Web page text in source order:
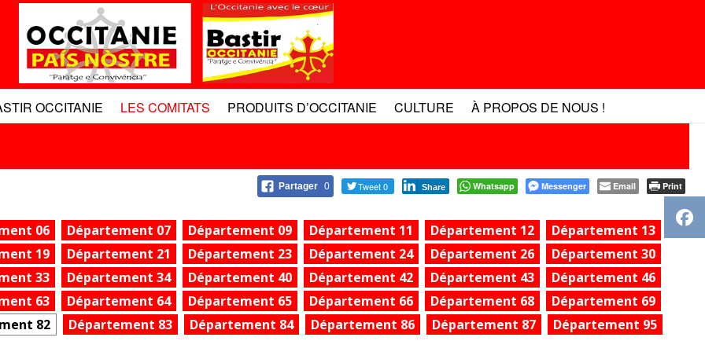
OCCITANIE LES COMITATS PRODUITS D’OCCITANIE CULTURE À PROPOS DE NOUS !
Partager 0 Tweet 0 Share Whatsapp Messenger Email Print
06 Département 07 Département 09 Département 11 Département 12
Département 13
19 Département 21 Département 23 Département 24 Département 26
Département 30
33 Département 34 Département 40 Département 42 Département 43
Département 46
63 Département 64 Département 65 Département 66 Département 68
Département 69
82 Département 83 Département 84 Département 86 Département 87
Département 95